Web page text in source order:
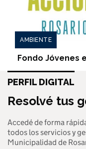
AMBIENTE
Fondo Jóvenes
PERFIL DIGITAL
Resolvé tus
Accedé de forma
todos los servicios y
Municipalidad de